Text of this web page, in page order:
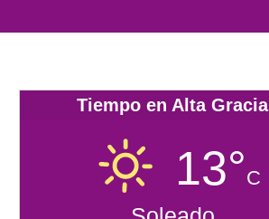
Tiempo en Alta Gracia
13°C